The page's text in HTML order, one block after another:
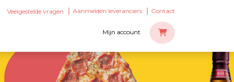
Veelgestelde vragen Aanmelden leveranciers Contact
Mijn account